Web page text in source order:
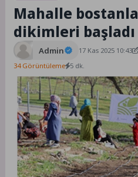
Mahalle
dikimleri başladı
Admin 17 Kas 2025 10:43
34 Görüntüleme 5 dk.